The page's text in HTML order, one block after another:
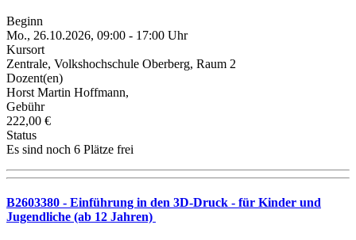
Beginn
Mo., 26.10.2026, 09:00 - 17:00 Uhr
Kursort
Zentrale, Volkshochschule Oberberg, Raum 2
Dozent(en)
Horst Martin Hoffmann,
Gebühr
222,00 €
Status
Es sind noch 6 Plätze frei
B2603380 - Einführung in den 3D-Druck - für Kinder und
Jugendliche (ab 12 Jahren)